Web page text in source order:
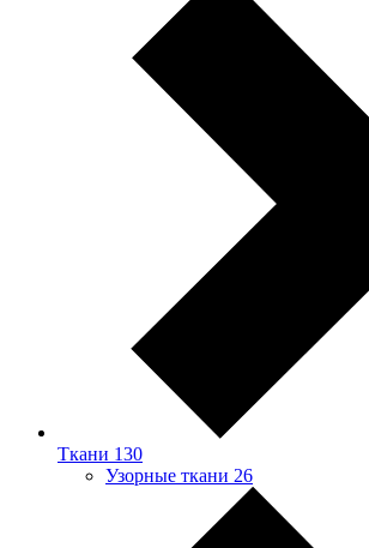
Ткани 130
Узорные ткани 26